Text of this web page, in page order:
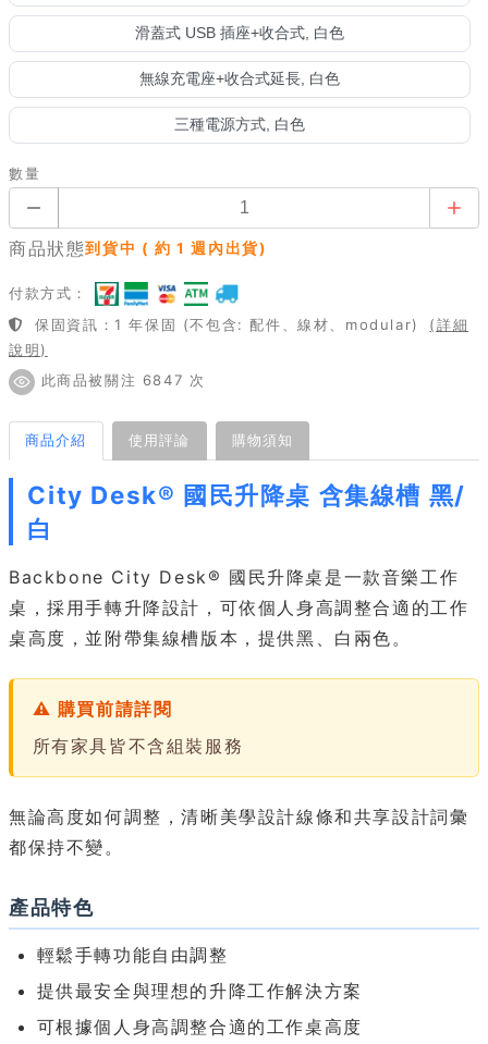
滑蓋式 USB 插座+收合式, 白色
無線充電座+收合式延長, 白色
三種電源方式, 白色
數量
商品狀態到貨中 ( 約 1 週內出貨)
付款方式：
保固資訊：1 年保固 (不包含: 配件、線材、modular)
(詳細
說明)
此商品被關注 6847 次
商品介紹 使用評論 購物須知
City Desk® 國民升降桌 含集線槽 黑/
白
Backbone City Desk® 國民升降桌是一款音樂工作
桌，採用手轉升降設計，可依個人身高調整合適的工作
桌高度，並附帶集線槽版本，提供黑、白兩色。
⚠ 購買前請詳閱
所有家具皆不含組裝服務
無論高度如何調整，清晰美學設計線條和共享設計詞彙
都保持不變。
產品特色
輕鬆手轉功能自由調整
提供最安全與理想的升降工作解決方案
可根據個人身高調整合適的工作桌高度